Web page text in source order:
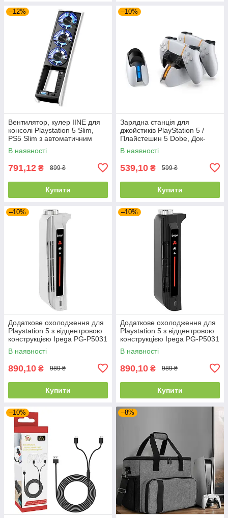
–12%
Вентилятор, кулер IINE для
консолі Playstation 5 Slim,
PS5 Slim з автоматичним
режимом охолодження
В наявності
791,12 ₴ 899 ₴
Купити
–10%
Зарядна станція для
джойстиків PlayStation 5 /
Плайстешин 5 Dobe, Док-
станція оригінальна для
джойстиків
В наявності
539,10 ₴ 599 ₴
Купити
–10%
Додаткове охолодження для
Playstation 5 з відцентровою
конструкцією Ipega PG-P5031
Білий
В наявності
890,10 ₴ 989 ₴
Купити
–10%
Додаткове охолодження для
Playstation 5 з відцентровою
конструкцією Ipega PG-P5031
(Чорний)
В наявності
890,10 ₴ 989 ₴
Купити
–10% –8%